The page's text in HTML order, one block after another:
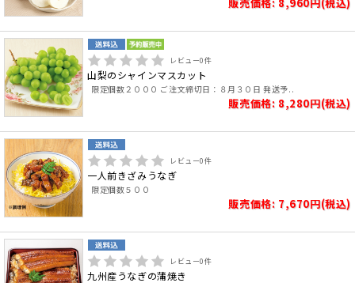
レビュー0件
山梨のシャインマスカット
限定個数２０００ ご注文締切日：８月３０日 発送予..
販売価格: 8,280円(税込)
レビュー0件
一人前きざみうなぎ
限定個数５００
販売価格: 7,670円(税込)
レビュー0件
九州産うなぎの蒲焼き